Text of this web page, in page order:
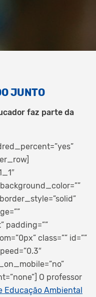
JUNTO
faz parte da
padding=””
class=”” id=””
O professor
Educação Ambiental